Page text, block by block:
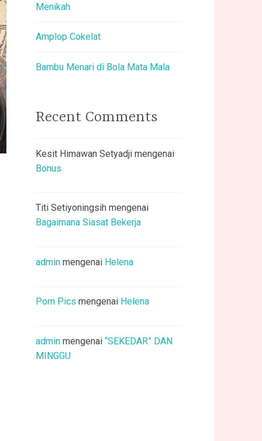
Menikah
Amplop Cokelat
Bambu Menari di Bola Mata Mala
Recent Comments
Kesit Himawan Setyadji mengenai
Bonus
Titi Setiyoningsih mengenai
Bagaimana Siasat Bekerja
admin mengenai Helena
Porn Pics mengenai Helena
admin mengenai “SEKEDAR” DAN
MINGGU